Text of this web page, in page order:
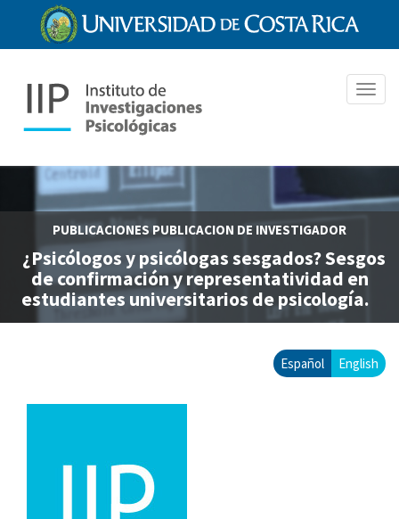
contenido
PUBLICACIONES PUBLICACION DE INVESTIGADOR
¿Psicólogos y psicólogas sesgados? Sesgos
de confirmación y representatividad en
estudiantes universitarios de psicología.
Español English